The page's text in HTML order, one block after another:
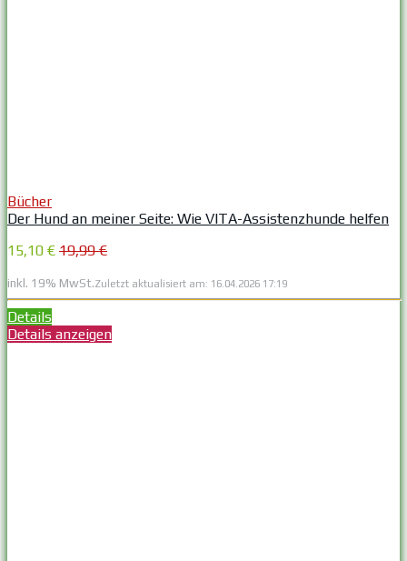
Bücher
Der Hund an meiner Seite: Wie VITA-Assistenzhunde helfen
15,10 € 19,99 €
inkl. 19% MwSt.Zuletzt aktualisiert am: 16.04.2026 17:19
Details
Details anzeigen